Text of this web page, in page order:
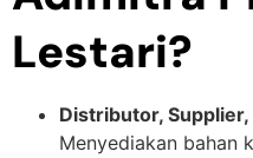
Lestari?
Distributor,
Menyediakan bahan